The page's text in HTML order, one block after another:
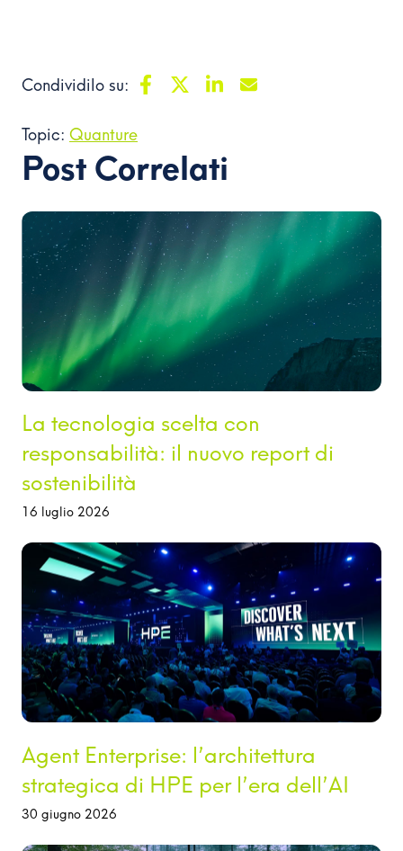
Condividilo su:
Topic: Quanture
Post Correlati
La tecnologia scelta con
responsabilità: il nuovo report di
sostenibilità
16 luglio 2026
Agent Enterprise: l’architettura
strategica di HPE per l’era dell’AI
30 giugno 2026